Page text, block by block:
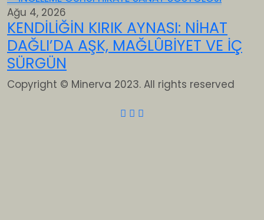
Ağu 4, 2026
KENDİLİĞİN KIRIK AYNASI: NİHAT
DAĞLI’DA AŞK, MAĞLÛBİYET VE İÇ
SÜRGÜN
Copyright © Minerva 2023. All rights reserved